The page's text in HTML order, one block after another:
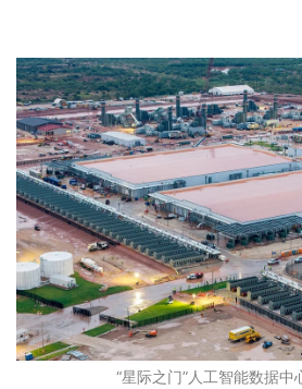
“星际之门”人工智能数据中